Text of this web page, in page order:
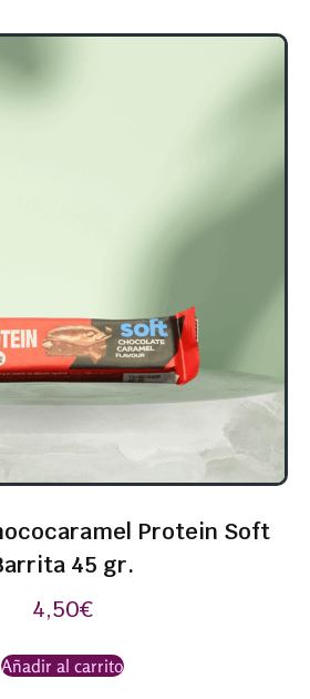
Protein Soft
45 gr.
4,50€
Añadir al carrito